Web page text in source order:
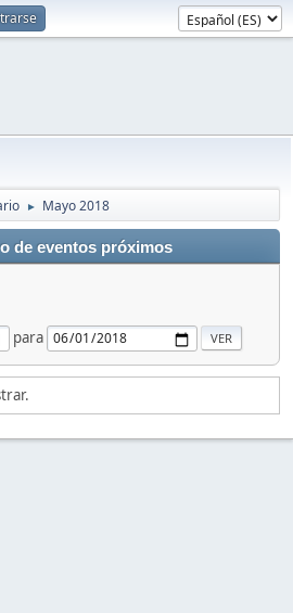
► Mayo 2018
de eventos próximos
para